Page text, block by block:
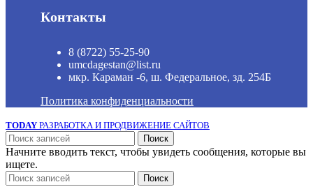
Контакты
8 (8722) 55-25-90
umcdagestan@list.ru
мкр. Караман -6, ш. Федеральное, зд. 254Б
Политика конфиденциальности
TODAY РАЗРАБОТКА И ПРОДВИЖЕНИЕ САЙТОВ
Поиск
Начните вводить текст, чтобы увидеть сообщения, которые вы
ищете.
Поиск